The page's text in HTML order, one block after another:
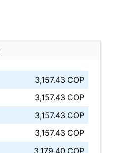
3,157.43 COP
3,157.43 COP
3,157.43 COP
3,157.43 COP
3,179.40 COP